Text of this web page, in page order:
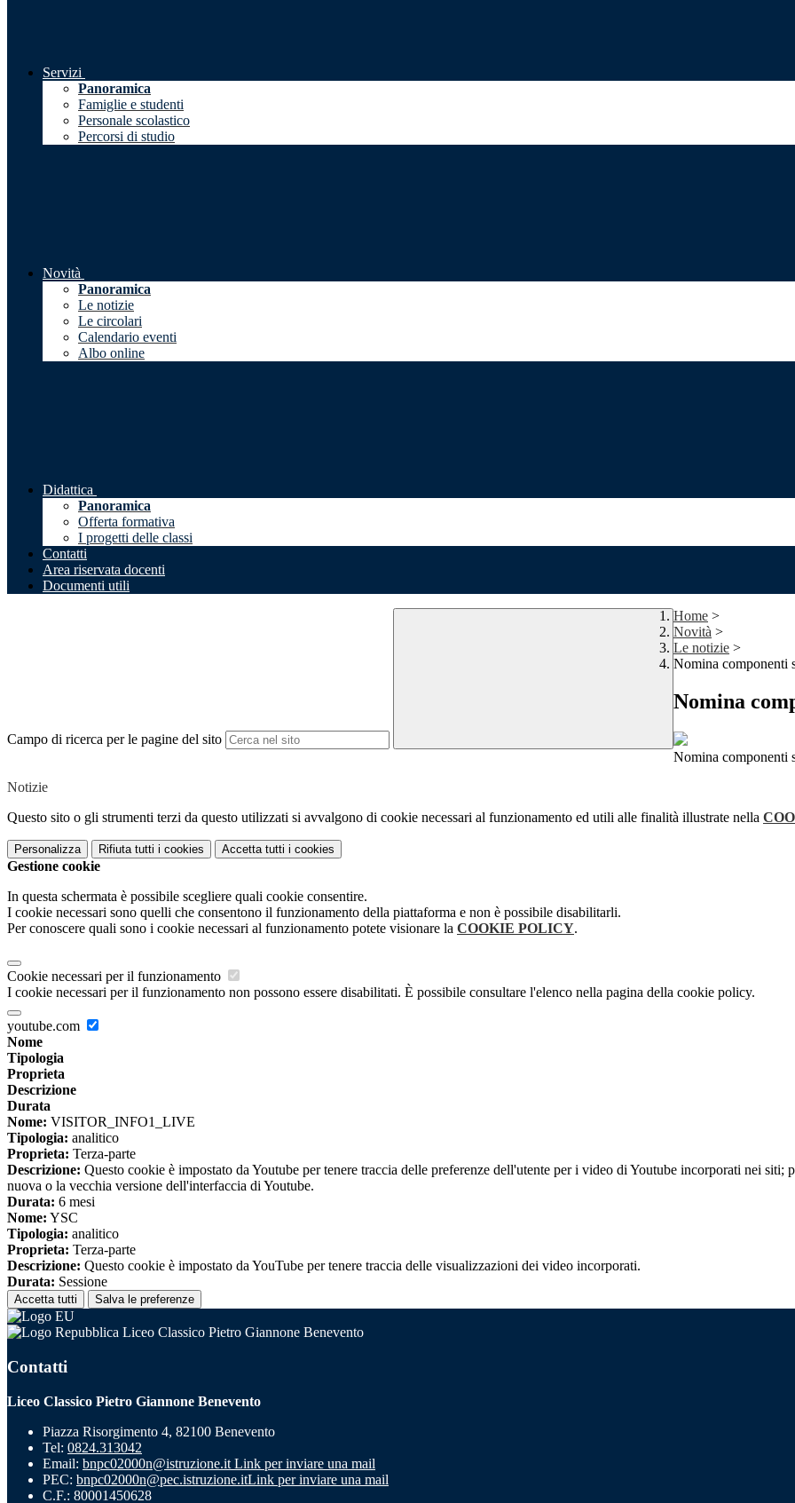
Servizi
Panoramica
Famiglie e studenti
Personale scolastico
Percorsi di studio
Novità
Panoramica
Le notizie
Le circolari
Calendario eventi
Albo online
Didattica
Panoramica
Offerta formativa
I progetti delle classi
Contatti
Area riservata docenti
Documenti utili
Campo di ricerca per le pagine del sito
Home >
Novità >
Le notizie >
Nomina componenti
Nomina
Nomina componenti
Notizie
Questo sito o gli strumenti terzi da questo utilizzati si avvalgono di cookie necessari al funzionamento ed utili alle finalità illustrate nella
Personalizza Rifiuta tutti i cookies Accetta tutti i cookies
Gestione cookie
In questa schermata è possibile scegliere quali cookie consentire.
I cookie necessari sono quelli che consentono il funzionamento della piattaforma e non è possibile disabilitarli.
Per conoscere quali sono i cookie necessari al funzionamento potete visionare la COOKIE POLICY.
Cookie necessari per il funzionamento
I cookie necessari per il funzionamento non possono essere disabilitati. È possibile consultare l'elenco nella pagina della cookie policy.
youtube.com
Nome
Tipologia
Proprieta
Descrizione
Durata
Nome: VISITOR_INFO1_LIVE
Tipologia: analitico
Proprieta: Terza-parte
Descrizione: Questo cookie è impostato da Youtube per tenere traccia delle preferenze dell'utente per i video di Youtube incorporati nei
nuova o la vecchia versione dell'interfaccia di Youtube.
Durata: 6 mesi
Nome: YSC
Tipologia: analitico
Proprieta: Terza-parte
Descrizione: Questo cookie è impostato da YouTube per tenere traccia delle visualizzazioni dei video incorporati.
Durata: Sessione
Accetta tutti Salva le preferenze
Liceo Classico Pietro Giannone Benevento
Contatti
Liceo Classico Pietro Giannone Benevento
Piazza Risorgimento 4, 82100 Benevento
Tel: 0824.313042
Email: bnpc02000n@istruzione.it Link per inviare una mail
PEC: bnpc02000n@pec.istruzione.itLink per inviare una mail
C.F.: 80001450628